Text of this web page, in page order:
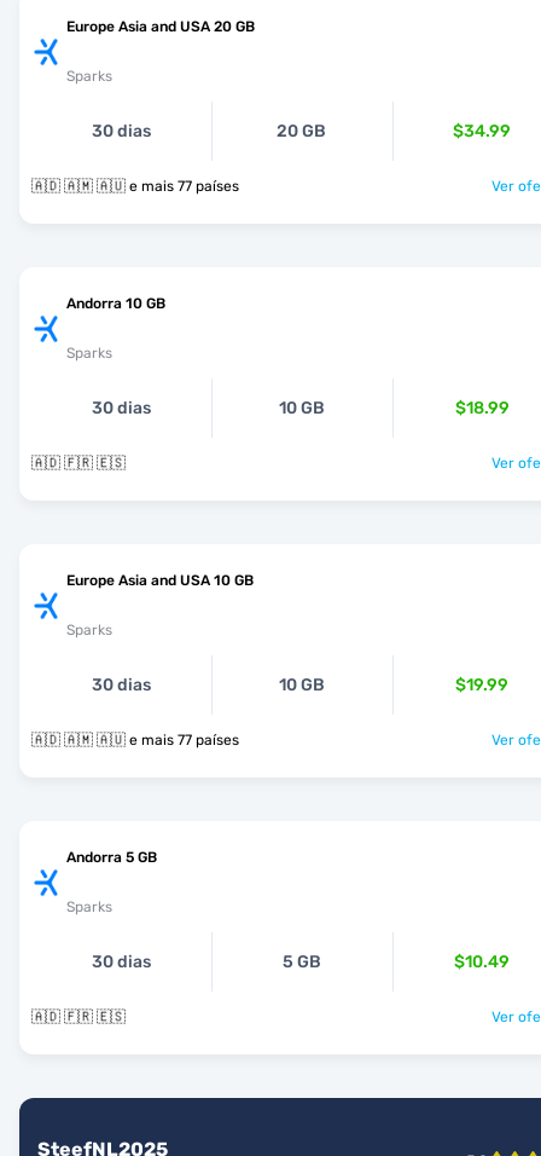
Europe Asia and USA 20 GB
Sparks
30 dias 20 GB $34.99
🇦🇩 🇦🇲 🇦🇺 e mais 77 países Ver
Andorra 10 GB
Sparks
30 dias 10 GB $18.99
🇦🇩 🇫🇷 🇪🇸 Ver
Europe Asia and USA 10 GB
Sparks
30 dias 10 GB $19.99
🇦🇩 🇦🇲 🇦🇺 e mais 77 países Ver
Andorra 5 GB
Sparks
30 dias 5 GB $10.49
🇦🇩 🇫🇷 🇪🇸 Ver
SteefNL2025